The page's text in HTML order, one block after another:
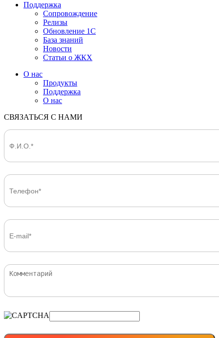
Поддержка
Сопровождение
Релизы
Обновление 1С
База знаний
Новости
Статьи о ЖКХ
О нас
Продукты
Поддержка
О нас
СВЯЗАТЬСЯ С НАМИ